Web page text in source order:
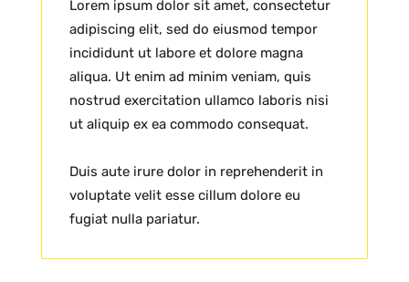
Lorem ipsum dolor sit amet, consectetur
adipiscing elit, sed do eiusmod tempor
incididunt ut labore et dolore magna
aliqua. Ut enim ad minim veniam, quis
nostrud exercitation ullamco laboris nisi
ut aliquip ex ea commodo consequat.
Duis aute irure dolor in reprehenderit in
voluptate velit esse cillum dolore eu
fugiat nulla pariatur.